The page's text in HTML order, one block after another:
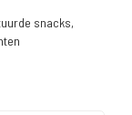
snacks,